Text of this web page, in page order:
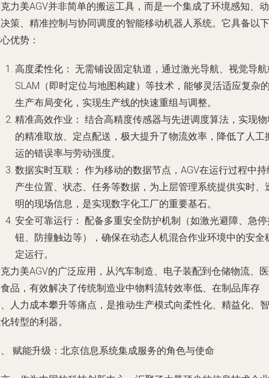
力美AGV并非简单的搬运工具，而是一个集成了环境感知、动
策、精准控制与协同调度的智能移动机器人系统。它具备以下
优势：
高度柔性化： 无需铺设固定轨道，通过激光导航、视觉导
SLAM（即时定位与地图构建）等技术，能够灵活适应复杂
生产布局变化，实现生产线的快速重组与调整。
精准高效作业： 结合高精度传感器与先进调度算法，实现
的精准取放、定点配送，极大提升了物流效率，降低了人工
运的错误率与劳动强度。
数据实时互联： 作为移动的数据节点，AGV在运行过程中持
产生位置、状态、任务等数据，为上层管理系统提供实时、
明的现场信息，是实现数字化工厂的重要基石。
安全可靠运行： 配备多重安全防护机制（如激光避障、急
钮、防撞触边等），确保在动态人机混合作业环境中的安全
定运行。
力美AGV的广泛应用，从汽车制造、电子装配到仓储物流、医
品，有效解决了传统制造业中物料流转效率低、在制品库存
人力成本攀升等痛点，是推动生产模式向柔性化、精益化、智
转型的利器。
赋能升级：北京信息系统集成服务的角色与使命